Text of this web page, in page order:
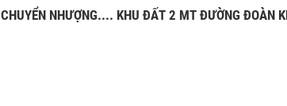
CHUYỂN NHƯỢNG.... KHU ĐẤT 2 MT ĐƯỜNG ĐOÀN